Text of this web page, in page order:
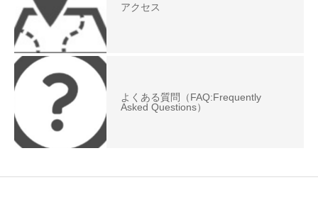
アクセス
よくある質問（FAQ:Frequently
Asked Questions）